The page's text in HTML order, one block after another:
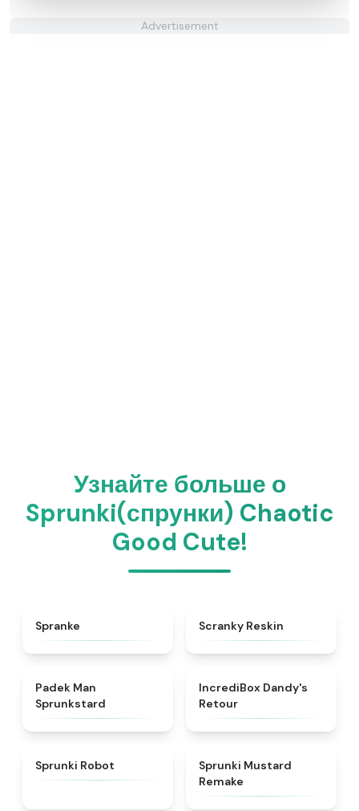
Advertisement
Узнайте больше о
Sprunki(спрунки) Chaotic
Good Cute!
Spranke Scranky Reskin
Padek Man
Sprunkstard
★
IncrediBox Dandy's
Retour
Sprunki Robot
Sprunki Mustard
Remake